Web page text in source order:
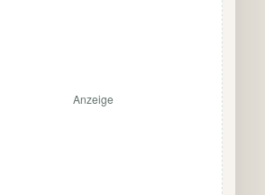
Anzeige